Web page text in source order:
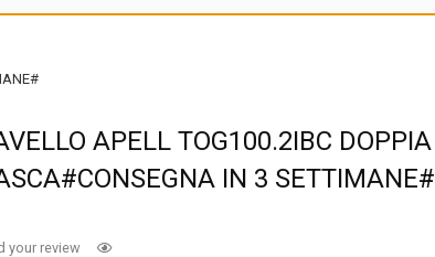
APELL TOG100.2IBC DOPPIA
IN 3 SETTIMANE#
your review